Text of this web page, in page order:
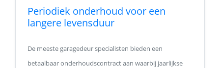
Periodiek onderhoud voor een
langere levensduur
De meeste garagedeur specialisten bieden een
betaalbaar onderhoudscontract aan waarbij jaarlijkse